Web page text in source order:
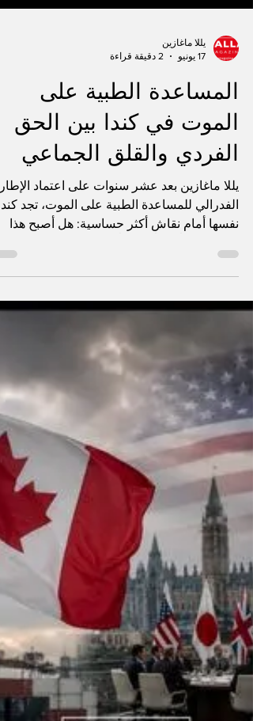
يللا ماغازين
17 يونيو
2 دقيقة قراءة
المساعدة الطبية على
الموت في كندا بين الحق
الفردي والقلق الجماعي
الفدرالي للمساعدة الطبية على الموت، تجد
نفسها أمام نقاش أكثر حساسية: هل أصبح هذا
النظام جواباً طبياً منظماً لبعض حالات المعاناة
الشديدة، أم أن توسعه السريع يكشف مشكلة
أعمق في نظام الصحة والدعم الاجتماعي؟
CTV News، يرى منتقدو المساعدة الطبية على
الموت أن الارتفاع الكبير في عدد الحالات في
يجب أن يُقرأ كإشارة إنذار. فالمسألة، بالنسبة
إليهم، لا تتعلق بالقانون وحده، بل بالسؤال
الاجتماعي الأوسع: عندما يطلب أشخاص ضعفاء
بسبب